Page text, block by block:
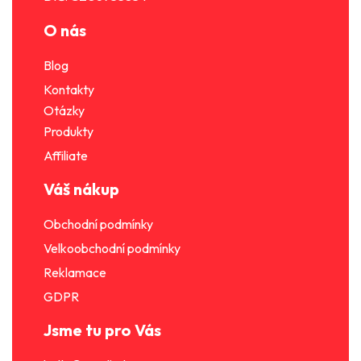
O nás
Blog
Kontakty
Otázky
Produkty
Affiliate
Váš nákup
Obchodní podmínky
Velkoobchodní podmínky
Reklamace
GDPR
Jsme tu pro Vás